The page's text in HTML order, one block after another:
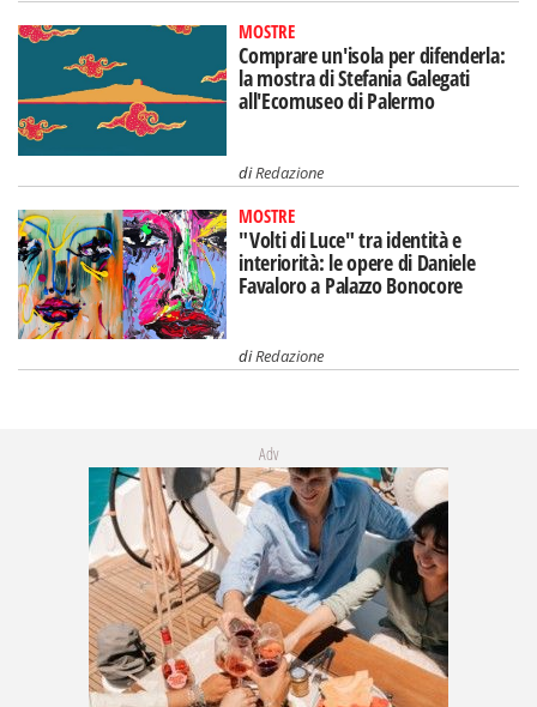
MOSTRE
Comprare un'isola per difenderla:
la mostra di Stefania Galegati
all'Ecomuseo di Palermo
diRedazione
MOSTRE
"Volti di Luce" tra identità e
interiorità: le opere di Daniele
Favaloro a Palazzo Bonocore
diRedazione
Adv